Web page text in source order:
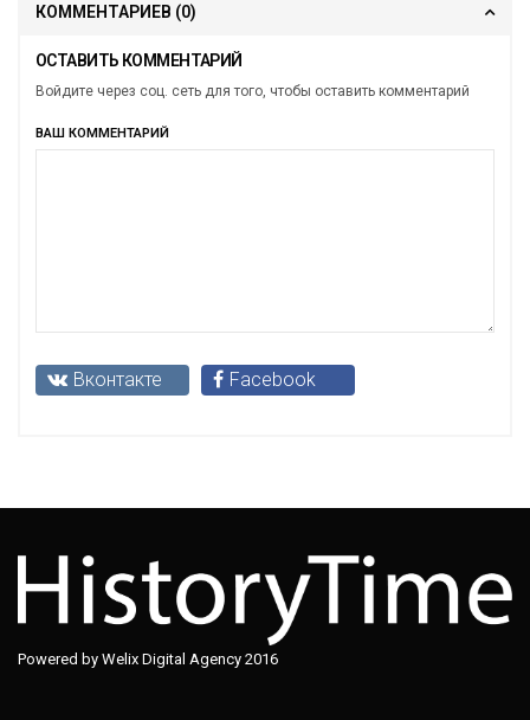
КОММЕНТАРИЕВ (0)
ОСТАВИТЬ КОММЕНТАРИЙ
Войдите через соц. сеть для того, чтобы оставить комментарий
ВАШ КОММЕНТАРИЙ
Вконтакте Facebook
Powered by Welix Digital Agency 2016